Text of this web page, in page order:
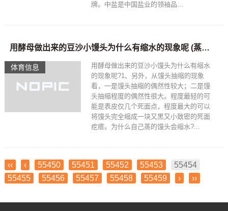
牌。中盐是中国盐业的领袖品...
体育信息
用酵母做出来的豆沙小馒头为什么有缩水的现象呢 (蒸小馒头缩水怎么回事)
用酵母做出来的豆沙小馒头为什么有缩水
的现象呢?1、另外，从馒头抽缩的现象
看，一是馒头抽缩的偶然性较大；二是馒
头抽缩程度的偶然性很大。程度最轻的可
能是表皮仅几个死面点，程度最大的可以
将馒头完全缩成一块又黑又小致密的死面
疙瘩。为什么自己蒸的馒头会缩水?...
‹‹ ‹ 55450 55451 55452 55453
55454
55455
55456 55457 55458 55459 › ››